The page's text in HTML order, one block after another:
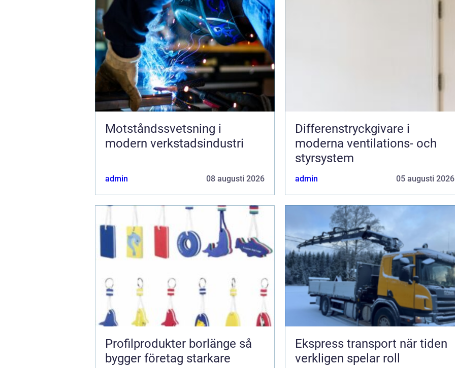
Motståndssvetsning i
modern verkstadsindustri
admin 08 augusti 2026
Differenstryckgivare i
moderna ventilations- och
styrsystem
admin 05 augusti 2026
Profilprodukter borlänge så
bygger företag starkare
Ekspress transport när tiden
verkligen spelar roll